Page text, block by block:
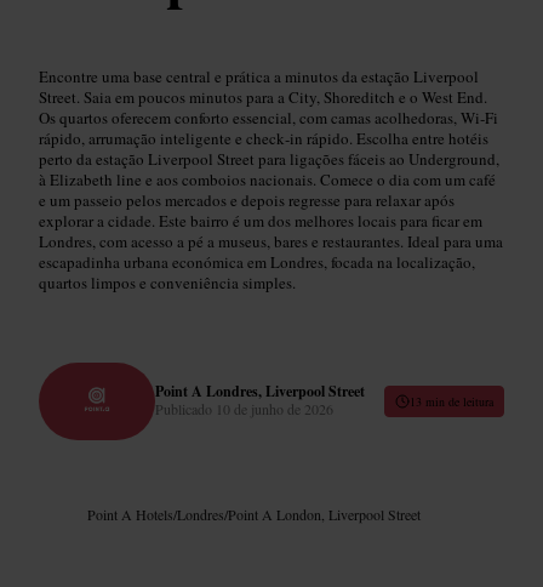
Encontre uma base central e prática a minutos da estação Liverpool
Street. Saia em poucos minutos para a City, Shoreditch e o West End.
Os quartos oferecem conforto essencial, com camas acolhedoras, Wi‑Fi
rápido, arrumação inteligente e check‑in rápido. Escolha entre hotéis
perto da estação Liverpool Street para ligações fáceis ao Underground,
à Elizabeth line e aos comboios nacionais. Comece o dia com um café
e um passeio pelos mercados e depois regresse para relaxar após
explorar a cidade. Este bairro é um dos melhores locais para ficar em
Londres, com acesso a pé a museus, bares e restaurantes. Ideal para uma
escapadinha urbana económica em Londres, focada na localização,
quartos limpos e conveniência simples.
Point A Londres, Liverpool Street
Publicado 10 de junho de 2026 13 min de leitura
Point A Hotels/Londres/Point A London, Liverpool Street